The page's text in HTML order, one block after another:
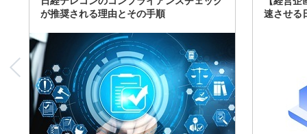
度の予想を実施
が推奨される理由とその手順
速させる